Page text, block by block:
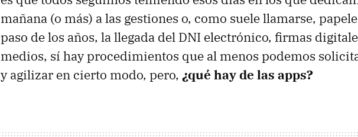
mañana (o más) a las gestiones o, como suele llamarse,
paso de los años, la llegada del DNI electrónico, firmas
medios, sí hay procedimientos que al menos podemos
y agilizar en cierto modo, pero, ¿qué hay de las apps?